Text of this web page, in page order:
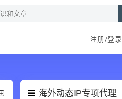
注册/登录
海外动态IP专项代理